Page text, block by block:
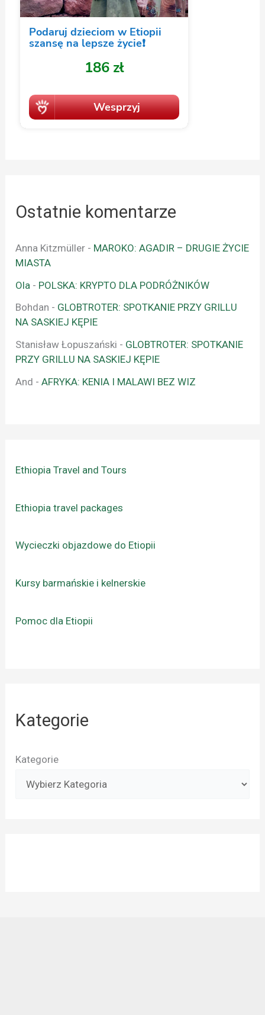
Ostatnie komentarze
Anna Kitzmüller - MAROKO: AGADIR – DRUGIE ŻYCIE
MIASTA
Ola - POLSKA: KRYPTO DLA PODRÓŻNIKÓW
Bohdan - GLOBTROTER: SPOTKANIE PRZY GRILLU
NA SASKIEJ KĘPIE
Stanisław Łopuszański - GLOBTROTER: SPOTKANIE
PRZY GRILLU NA SASKIEJ KĘPIE
And -AFRYKA: KENIA I MALAWI BEZ WIZ
Ethiopia Travel and Tours
Ethiopia travel packages
Wycieczki objazdowe do Etiopii
Kursy barmańskie i kelnerskie
Pomoc dla Etiopii
Kategorie
Kategorie